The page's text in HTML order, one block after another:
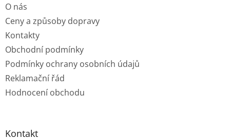
O nás
Ceny a způsoby dopravy
Kontakty
Obchodní podmínky
Podmínky ochrany osobních údajů
Reklamační řád
Hodnocení obchodu
Kontakt